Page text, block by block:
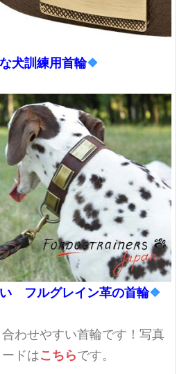
犬訓練用首輪❖
フルグレイン革の首輪❖
わせやすい首輪です！写真
ドはこちらです。